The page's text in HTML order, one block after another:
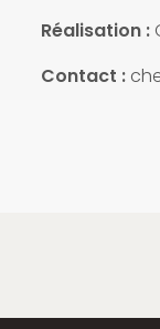
Réalisation :
Contact :